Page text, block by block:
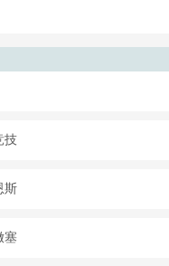
技
斯
塞